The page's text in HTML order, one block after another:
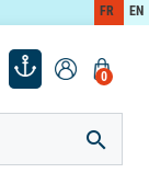
FR EN
0
